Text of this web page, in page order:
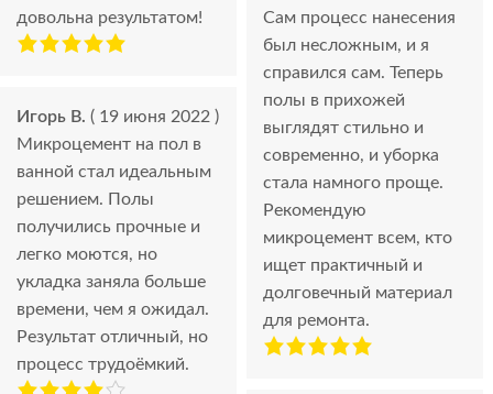
довольна результатом!
Игорь В. ( 19 июня 2022 )
Микроцемент на пол в
ванной стал идеальным
решением. Полы
получились прочные и
легко моются, но
укладка заняла больше
времени, чем я ожидал.
Результат отличный, но
процесс трудоёмкий.
Сам процесс нанесения
был несложным, и я
справился сам. Теперь
полы в прихожей
выглядят стильно и
современно, и уборка
стала намного проще.
Рекомендую
микроцемент всем, кто
ищет практичный и
долговечный материал
для ремонта.